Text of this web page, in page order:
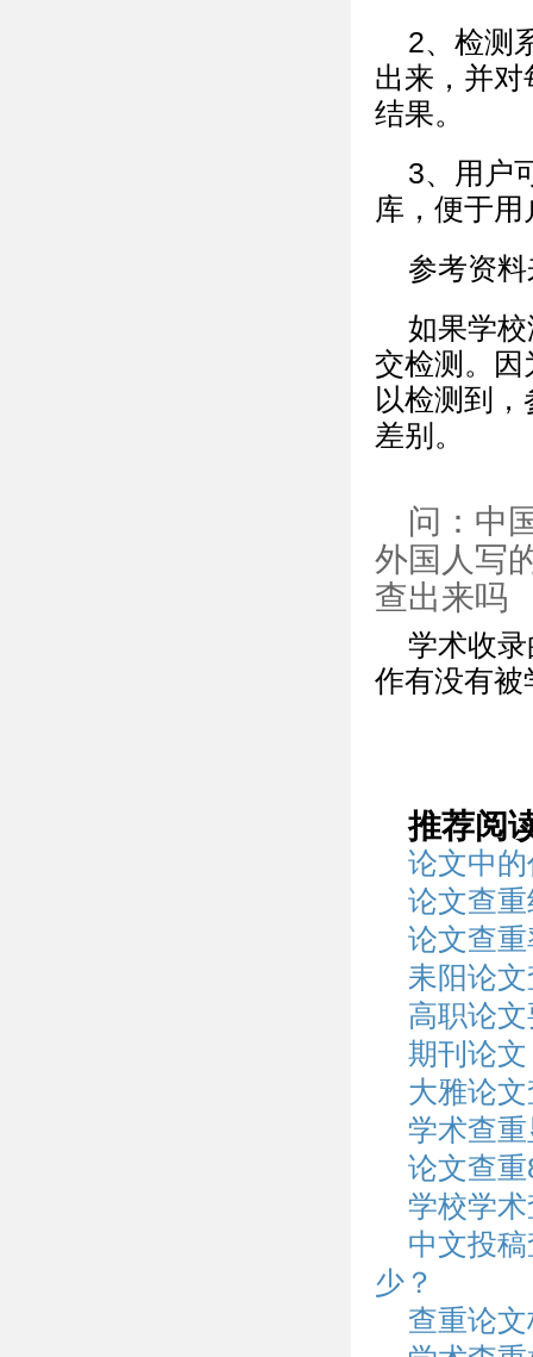
2、检测
出来，并
结果。
3、用户
库，便于
参考资
如果学
交检测。因
以检测到
差别。
问：中
外国人写
查出来吗
学术收
作有没有被
推荐阅
论文中
论文查
论文查
耒阳论
高职论
期刊论
大雅论
学术查
论文查
学校学
中文投
少？
查重论